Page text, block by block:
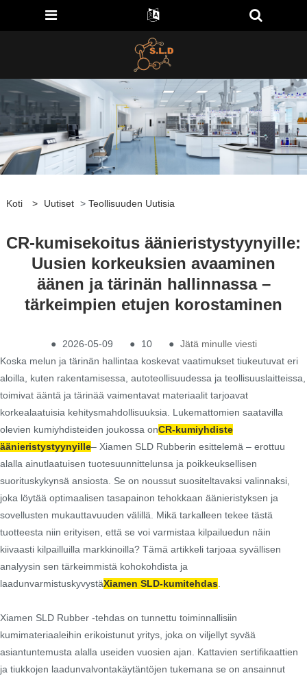
Koti > Uutiset > Teollisuuden Uutisia
CR-kumisekoitus äänieristystyynyille:
Uusien korkeuksien avaaminen
äänen ja tärinän hallinnassa –
tärkeimpien etujen korostaminen
● 2026-05-09 ● 10 ● Jätä minulle viesti
Koska melun ja tärinän hallintaa koskevat vaatimukset tiukeutuvat eri
aloilla, kuten rakentamisessa, autoteollisuudessa ja teollisuuslaitteissa,
toimivat ääntä ja tärinää vaimentavat materiaalit tarjoavat
korkealaatuisia kehitysmahdollisuuksia. Lukemattomien saatavilla
olevien kumiyhdisteiden joukossa onCR-kumiyhdiste
äänieristystyynyille– Xiamen SLD Rubberin esittelemä – erottuu
alalla ainutlaatuisen tuotesuunnittelunsa ja poikkeuksellisen
suorituskykynsä ansiosta. Se on noussut suositeltavaksi valinnaksi,
joka löytää optimaalisen tasapainon tehokkaan äänieristyksen ja
sovellusten mukauttavuuden välillä. Mikä tarkalleen tekee tästä
tuotteesta niin erityisen, että se voi varmistaa kilpailuedun näin
kiivaasti kilpailluilla markkinoilla? Tämä artikkeli tarjoaa syvällisen
analyysin sen tärkeimmistä kohokohdista ja
laadunvarmistuskyvystäXiamen SLD-kumitehdas
Xiamen SLD Rubber -tehdas on tunnettu toiminnallisiin
kumimateriaaleihin erikoistunut yritys, joka on viljellyt syvää
asiantuntemusta alalla useiden vuosien ajan. Kattavien sertifikaattien
ja tiukkojen laadunvalvontakäytäntöjen tukemana se on ansainnut